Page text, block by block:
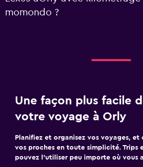
momondo ?
Une façon plus facile
votre voyage à Orly
Planifiez et organisez vos voyages, et
vos proches en toute simplicité. Trips
pouvez l’utiliser peu importe où vous